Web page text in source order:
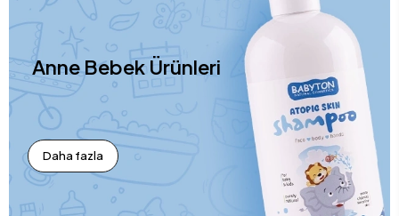
Anne Bebek Ürünleri
Daha fazla